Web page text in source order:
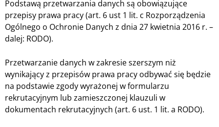
Podstawą przetwarzania danych są obowiązujące
przepisy prawa pracy (art. 6 ust 1 lit. c Rozporządzenia
Ogólnego o Ochronie Danych z dnia 27 kwietnia 2016 r. –
dalej: RODO).
Przetwarzanie danych w zakresie szerszym niż
wynikający z przepisów prawa pracy odbywać się będzie
na podstawie zgody wyrażonej w formularzu
rekrutacyjnym lub zamieszczonej klauzuli w
dokumentach rekrutacyjnych (art. 6 ust. 1 lit. a RODO).